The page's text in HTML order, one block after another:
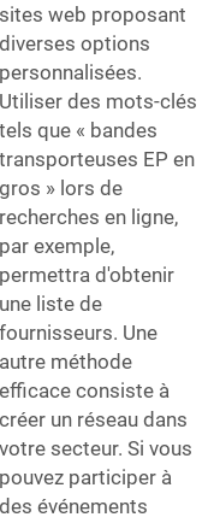
sites web proposant
diverses options
personnalisées.
Utiliser des mots-clés
tels que « bandes
transporteuses EP en
gros » lors de
recherches en ligne,
par exemple,
permettra d'obtenir
une liste de
fournisseurs. Une
autre méthode
efficace consiste à
créer un réseau dans
votre secteur. Si vous
pouvez participer à
des événements